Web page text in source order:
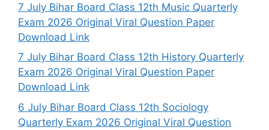
7 July Bihar Board Class 12th Music Quarterly
Exam 2026 Original Viral Question Paper
Download Link
7 July Bihar Board Class 12th History Quarterly
Exam 2026 Original Viral Question Paper
Download Link
6 July Bihar Board Class 12th Sociology
Quarterly Exam 2026 Original Viral Question